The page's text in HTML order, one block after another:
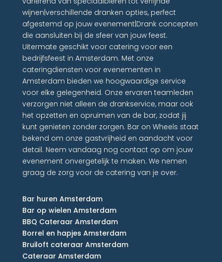
wijnen|verschillende dranken opties, perfect
afgestemd op jouw evenement|Drank concepten
die aansluiten bij de sfeer van jouw feest.
Uitermate geschikt voor catering voor een
bedrijfsfeest in Amsterdam. Met onze
cateringdiensten voor evenementen in
Amsterdam bieden we hoogwaardige service
voor elke gelegenheid. Onze ervaren teamleden
verzorgen niet alleen de drankservice, maar ook
het opzetten en opruimen van de bar, zodat jij
kunt genieten zonder zorgen. Bar on Wheels staat
bekend om onze gastvrijheid en aandacht voor
detail. Neem vandaag nog contact op om jouw
evenement onvergetelijk te maken. We nemen
graag de zorg voor de catering van je over.
Bar huren Amsterdam
Bar op wielen Amsterdam
BBQ Cateraar Amsterdam
Borrel en hapjes Amsterdam
Bruiloft cateraar Amsterdam
Cateraar Amsterdam